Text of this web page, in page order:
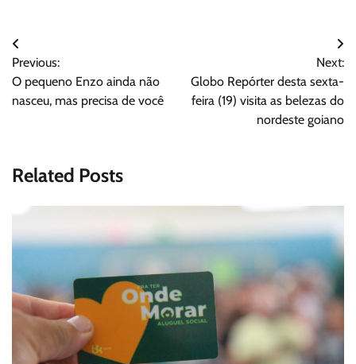
Navegação
de
Post
Previous:
O pequeno Enzo ainda não
nasceu, mas precisa de você
Next:
Globo Repórter desta sexta-
feira (19) visita as belezas do
nordeste goiano
Related Posts